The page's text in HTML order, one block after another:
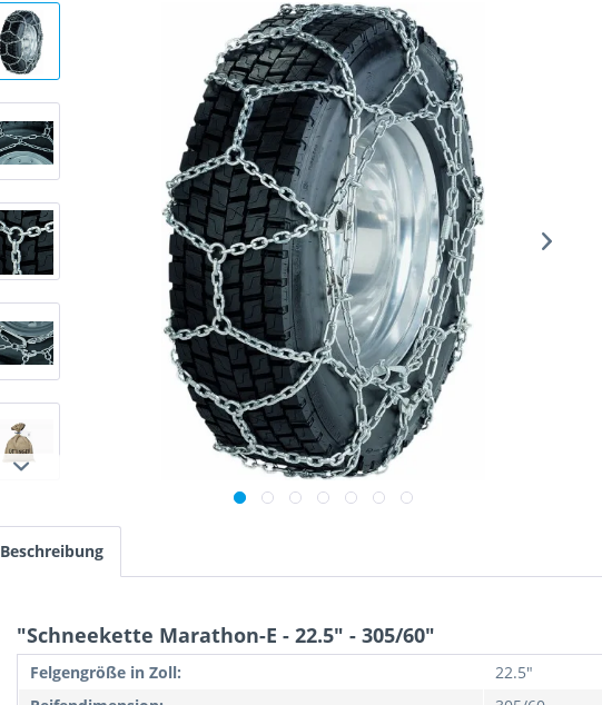
Beschreibung
"Schneekette Marathon-E - 22.5" - 305/60"
Felgengröße in Zoll:
22.5"